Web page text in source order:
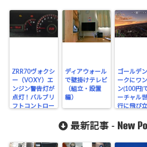
ZRR70ヴォクシ
ー（VOXY）エ
ンジン警告灯が
点灯！バルブリ
フトコントロー
ディアウォール
で壁掛けテレビ
（組立・設置
編）
ゴールデ
ークにワ
ン(100円)
ーチャル
行に飛び
最新記事 - New